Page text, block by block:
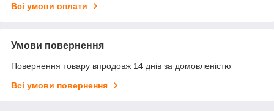
Всі умови оплати
Умови повернення
Повернення товару впродовж 14 днів за домовленістю
Всі умови повернення